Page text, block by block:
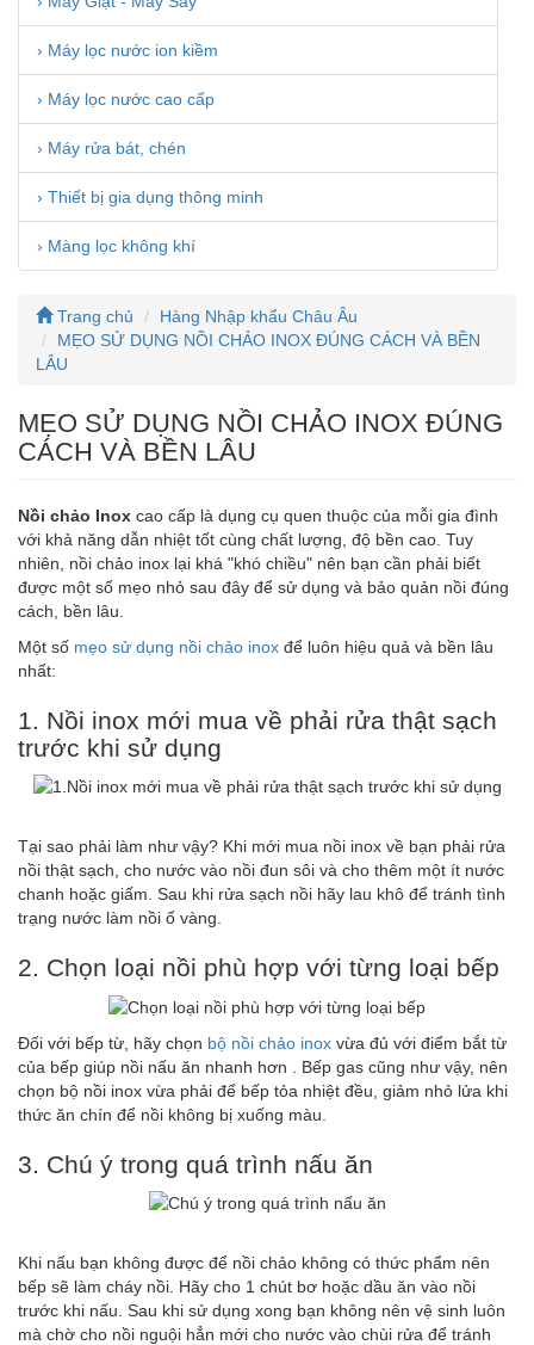
› Máy lọc nước ion kiềm
› Máy lọc nước cao cấp
› Máy rửa bát, chén
› Thiết bị gia dụng thông minh
› Màng lọc không khí
Trang chủ
Hàng Nhập khẩu Châu Âu
MẸO SỬ DỤNG NỒI CHẢO INOX ĐÚNG CÁCH VÀ BỀN
LÂU
MẸO SỬ DỤNG NỒI CHẢO INOX ĐÚNG
CÁCH VÀ BỀN LÂU
Nồi chảo Inox cao cấp là dụng cụ quen thuộc của mỗi gia đình
với khả năng dẫn nhiệt tốt cùng chất lượng, độ bền cao. Tuy
nhiên, nồi chảo inox lại khá "khó chiều" nên bạn cần phải biết
được một số mẹo nhỏ sau đây để sử dụng và bảo quản nồi đúng
cách, bền lâu.
Một số mẹo sử dụng nồi chảo inox để luôn hiệu quả và bền lâu
nhất:
1. Nồi inox mới mua về phải rửa thật sạch
trước khi sử dụng
Tại sao phải làm như vậy? Khi mới mua nồi inox về bạn phải rửa
nồi thật sạch, cho nước vào nồi đun sôi và cho thêm một ít nước
chanh hoặc giấm. Sau khi rửa sạch nồi hãy lau khô để tránh tình
trạng nước làm nồi ố vàng.
2. Chọn loại nồi phù hợp với từng loại bếp
Đối với bếp từ, hãy chọn bộ nồi chảo inox vừa đủ với điểm bắt từ
của bếp giúp nồi nấu ăn nhanh hơn . Bếp gas cũng như vậy, nên
chọn bộ nồi inox vừa phải để bếp tỏa nhiệt đều, giảm nhỏ lửa khi
thức ăn chín để nồi không bị xuống màu.
3. Chú ý trong quá trình nấu ăn
Khi nấu bạn không được để nồi chảo không có thức phẩm nên
bếp sẽ làm cháy nồi. Hãy cho 1 chút bơ hoặc dầu ăn vào nồi
trước khi nấu. Sau khi sử dụng xong bạn không nên vệ sinh luôn
mà chờ cho nồi nguội hẳn mới cho nước vào chùi rửa để tránh